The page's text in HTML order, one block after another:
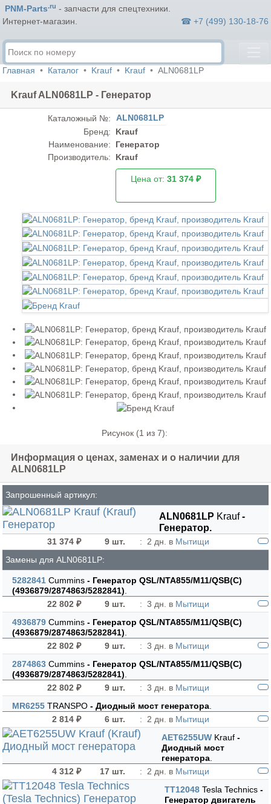
PNM-Parts.ru - запчасти для спецтехники.
Интернет-магазин.
☎ +7 (499) 130-18-76
Главная Каталог Krauf Krauf ALN0681LP
Krauf ALN0681LP - Генератор
Каталожный №:
ALN0681LP
Бренд:
Krauf
Наименование:
Генератор
Производитель:
Krauf
Цена от:31 374 ₽
Рисунок (1 из 7):
Информация о ценах, заменах и о наличии для
ALN0681LP
Запрошенный артикул:
ALN0681LP Krauf-
Генератор.
31 374 ₽ 9 шт. : 2 дн. в Мытищи
Замены для ALN0681LP:
5282841 Cummins - Генератор QSL/NTA855/M11/QSB(С)
(4936879/2874863/5282841)
22 802 ₽
9 шт. : 3 дн. в Мытищи
4936879 Cummins - Генератор QSL/NTA855/M11/QSB(С)
(4936879/2874863/5282841)
22 802 ₽
9 шт. : 3 дн. в Мытищи
2874863 Cummins - Генератор QSL/NTA855/M11/QSB(С)
(4936879/2874863/5282841)
22 802 ₽
9 шт. : 3 дн. в Мытищи
MR6255 TRANSPO - Диодный мост генератора
2 814 ₽
6 шт. : 2 дн. в Мытищи
AET6255UW Krauf -
Диодный мост
генератора.
4 312 ₽
17 шт. : 2 дн. в Мытищи
TT12048Tesla Technics-
Генератор двигатель